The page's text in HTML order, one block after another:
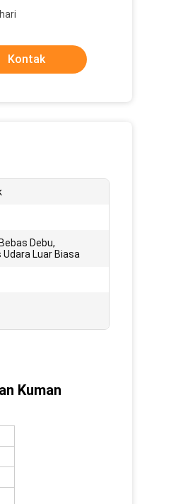
Kontak
Debu,
Luar Biasa
Kuman